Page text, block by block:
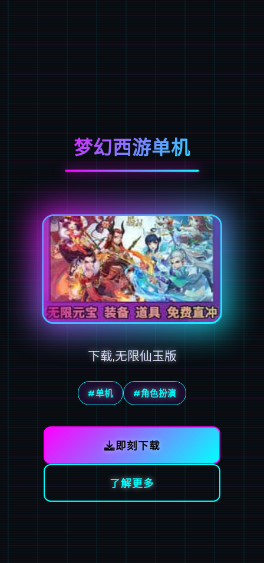
梦幻西游单机
下载,无限仙玉版
#单机 #角色扮演
即刻下载
了解更多